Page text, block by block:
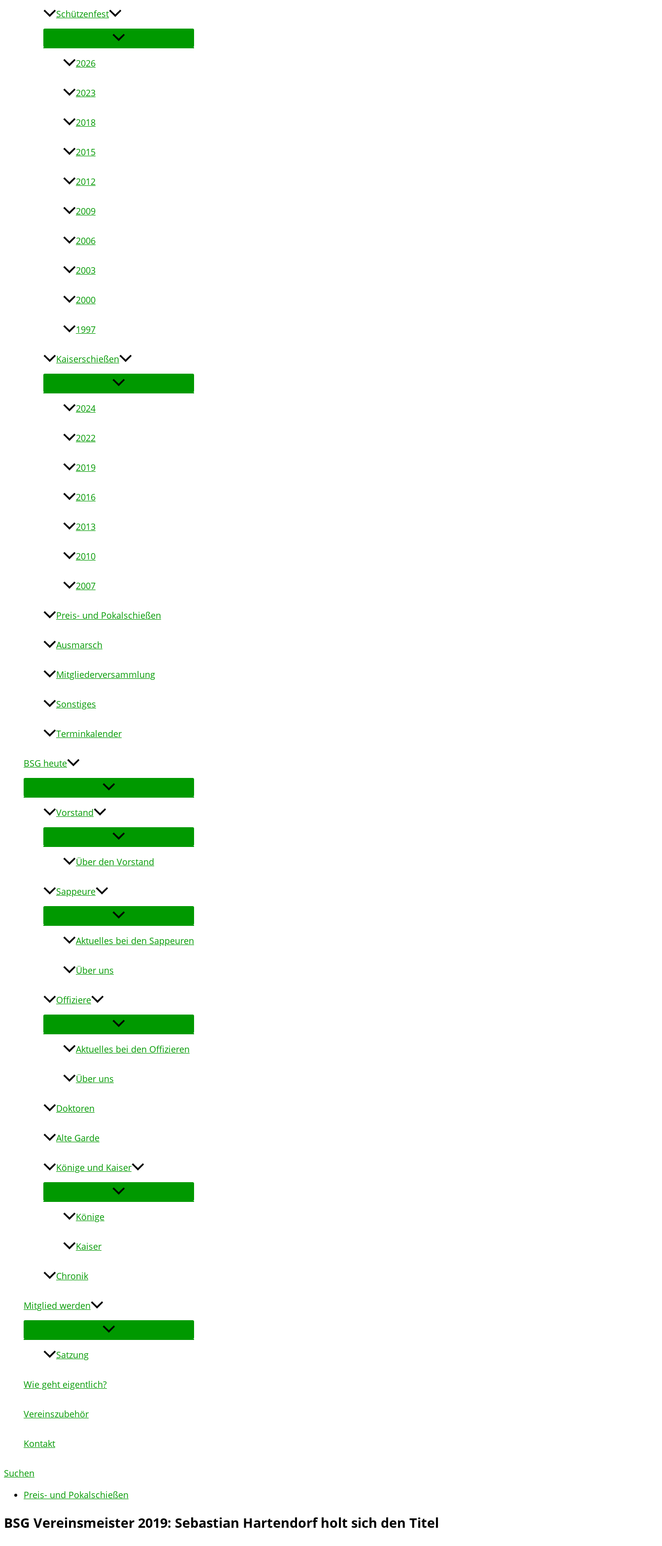
Schützenfest
2026
2023
2018
2015
2012
2009
2006
2003
2000
1997
Kaiserschießen
2024
2022
2019
2016
2013
2010
2007
Preis- und Pokalschießen
Ausmarsch
Mitgliederversammlung
Sonstiges
Terminkalender
BSG heute
Vorstand
Über den Vorstand
Sappeure
Aktuelles bei den Sappeuren
Über uns
Offiziere
Aktuelles bei den Offizieren
Über uns
Doktoren
Alte Garde
Könige und Kaiser
Könige
Kaiser
Chronik
Mitglied werden
Satzung
Wie geht eigentlich?
Vereinszubehör
Kontakt
Suchen
Preis- und Pokalschießen
BSG Vereinsmeister 2019: Sebastian Hartendorf holt sich den Titel